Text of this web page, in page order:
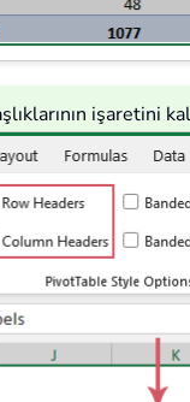
işaretini